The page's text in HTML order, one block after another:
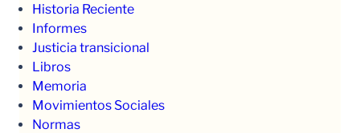
Historia Reciente
Informes
Justicia transicional
Libros
Memoria
Movimientos Sociales
Normas